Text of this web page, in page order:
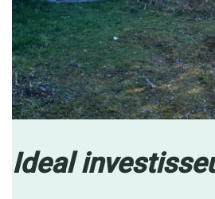
ideal